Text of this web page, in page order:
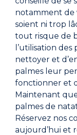
notamment de
soient ni trop
tout risque de
l’utilisation
nettoyer et
palmes leur
fonctionner et
Maintenant
palmes de
Réservez nos
aujourd’hui et